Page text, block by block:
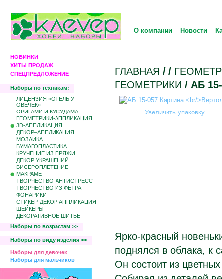
О компании Новости
НОВИНКИ
ХИТЫ ПРОДАЖ
СПЕЦПРЕДЛОЖЕНИЕ
Наборы по техникам:
ЛИЦЕНЗИЯ «ОТЕЛЬ У
ОВЕЧЕК»
ОРИГАМИ И КУСУДАМА
ГЕОМЕТРИКИ-АППЛИКАЦИЯ
3D-АППЛИКАЦИЯ
ДЕКОР–АППЛИКАЦИЯ
МОЗАИКА
БУМАГОПЛАСТИКА
КРУЧЕНИЕ ИЗ ПРЯЖИ
ДЕКОР УКРАШЕНИЙ
БИCЕРОПЛЕТЕНИЕ
МАКРАМЕ
ТВОРЧЕСТВО-АНТИСТРЕСС
ТВОРЧЕСТВО ИЗ ФЕТРА
ФОНАРИКИ
СТИКЕР-ДЕКОР АППЛИКАЦИЯ
ШЕЙКЕРЫ
ДЕКОРАТИВНОЕ ШИТЬЁ
Наборы по возрастам >>
Наборы по виду изделия >>
Наборы для девочек
Наборы для мальчиков
ГЛАВНАЯ / /
ГЕОМЕТРИКИ / АБ
Увеличить упаковку
Ярко-красный
поднялся в облака, к
Он состоит из цветных